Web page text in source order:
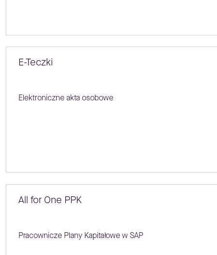
E-Teczki
Elektroniczne akta osobowe
All for One PPK
Pracownicze Plany Kapitałowe w SAP